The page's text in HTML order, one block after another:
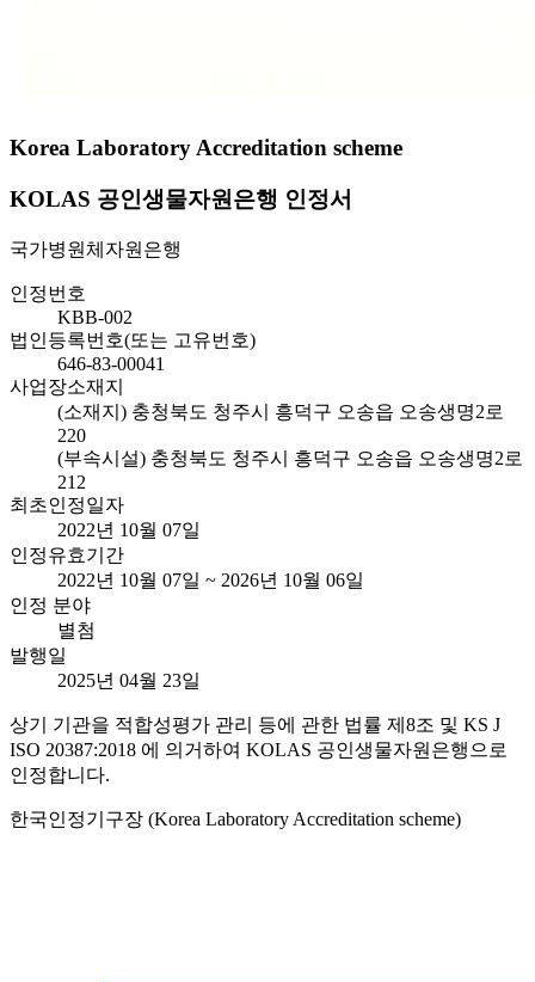
Korea Laboratory Accreditation scheme
KOLAS 공인생물자원은행 인정서
국가병원체자원은행
인정번호
KBB-002
법인등록번호(또는 고유번호)
646-83-00041
사업장소재지
(소재지) 충청북도 청주시 흥덕구 오송읍 오송생명2로
220
(부속시설) 충청북도 청주시 흥덕구 오송읍 오송생명2로
212
최초인정일자
2022년 10월 07일
인정유효기간
2022년 10월 07일 ~ 2026년 10월 06일
인정 분야
별첨
발행일
2025년 04월 23일
상기 기관을 적합성평가 관리 등에 관한 법률 제8조 및 KS J
ISO 20387:2018 에 의거하여 KOLAS 공인생물자원은행으로
인정합니다.
한국인정기구장 (Korea Laboratory Accreditation scheme)